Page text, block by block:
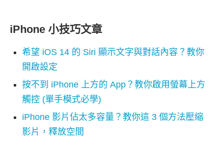
iPhone 小技巧文章
希望 iOS 14 的 Siri 顯示文字與對話內容？教你
開啟設定
按不到 iPhone 上方的 App？教你啟用螢幕上方
觸控 (單手模式必學)
iPhone 影片佔太多容量？教你這 3 個方法壓縮
影片，釋放空間